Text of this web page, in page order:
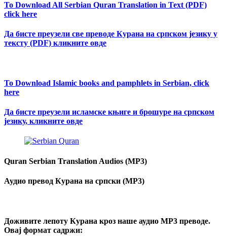
To Download All Serbian Quran Translation in Text (PDF)
click here
Да бисте преузели све преводе Курана на српском језику у
тексту (PDF) кликните овде
To Download Islamic books and pamphlets in Serbian, click
here
Да бисте преузели исламске књиге и брошуре на српском
језику, кликните овде
Quran Serbian Translation Audios (MP3)
Аудио превод Курана на српски (MP3)
Доживите лепоту Курана кроз наше аудио MP3 преводе.
Овај формат садржи: